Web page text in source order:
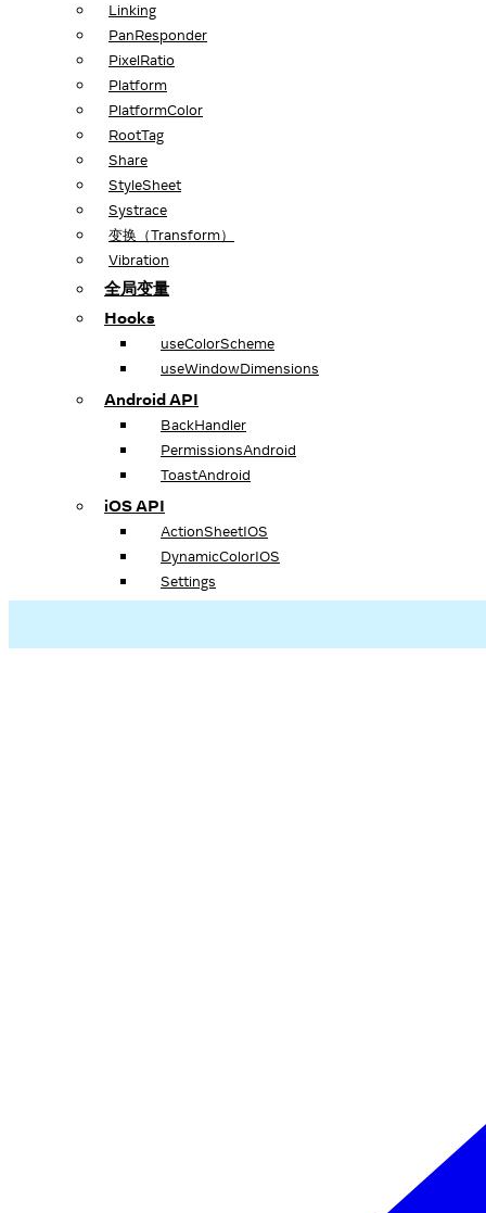
Linking
PanResponder
PixelRatio
Platform
PlatformColor
RootTag
Share
StyleSheet
Systrace
变换（Transform）
Vibration
全局变量
Hooks
useColorScheme
useWindowDimensions
Android API
BackHandler
PermissionsAndroid
ToastAndroid
iOS API
ActionSheetIOS
DynamicColorIOS
Settings